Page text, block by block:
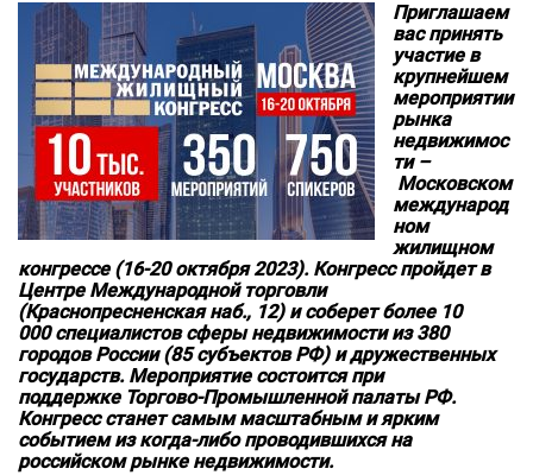
Приглашаем
вас принять
участие в
крупнейшем
мероприятии
рынка
недвижимос
ти –
Московском
международ
ном
жилищном
конгрессе (16-20 октября 2023). Конгресс пройдет в
Центре Международной торговли
(Краснопресненская наб., 12) и соберет более 10
000 специалистов сферы недвижимости из 380
городов России (85 субъектов РФ) и дружественных
государств. Мероприятие состоится при
поддержке Торгово-Промышленной палаты РФ.
Конгресс станет самым масштабным и ярким
событием из когда-либо проводившихся на
российском рынке недвижимости.